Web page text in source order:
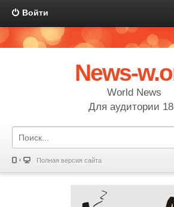
Войти
News-
World News
Для аудитории
Полная версия сайта